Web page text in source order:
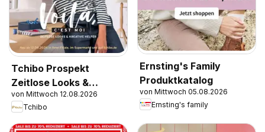
Tchibo Prospekt
Zeitlose Looks &
Kreative Helfer
von Mittwoch 12.08.2026
Tchibo
Ernsting's Family
Produktkatalog
von Mittwoch 05.08.2026
Ernsting's family